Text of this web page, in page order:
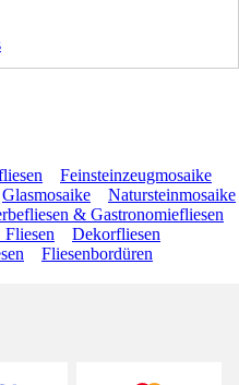
Feinsteinzeugmosaike
Glasmosaike
Natursteinmosaike
& Gastronomiefliesen
Fliesen
Dekorfliesen
Fliesenbordüren